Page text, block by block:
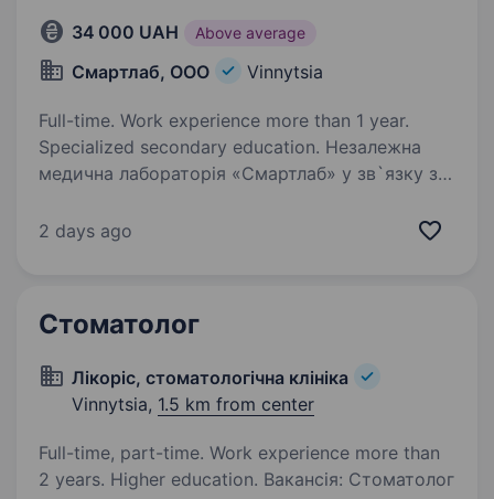
34 000 UAH Above average
Смартлаб, ООО Vinnytsia
Full-time. Work experience more than 1 year.
Specialized secondary education. Незалежна
медична лабораторія «Смартлаб» у зв`язку з
на роботумедсестер та медбратів у м.Вінниця
2 days ago
Стоматолог
Лікоріс, стоматологічна клініка
Vinnytsia, 1.5 km from center
Full-time, part-time. Work experience more than
2 years. Higher education. Вакансія: Стоматолог